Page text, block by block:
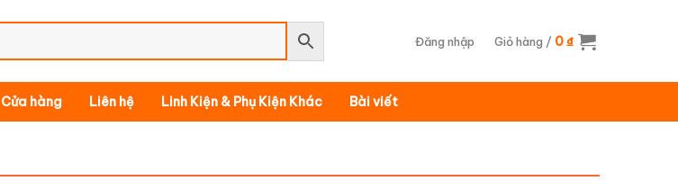
Đăng nhập Giỏ hàng / 0₫
Cửa hàng Liên hệ Linh Kiện & Phụ Kiện Khác Bài viết